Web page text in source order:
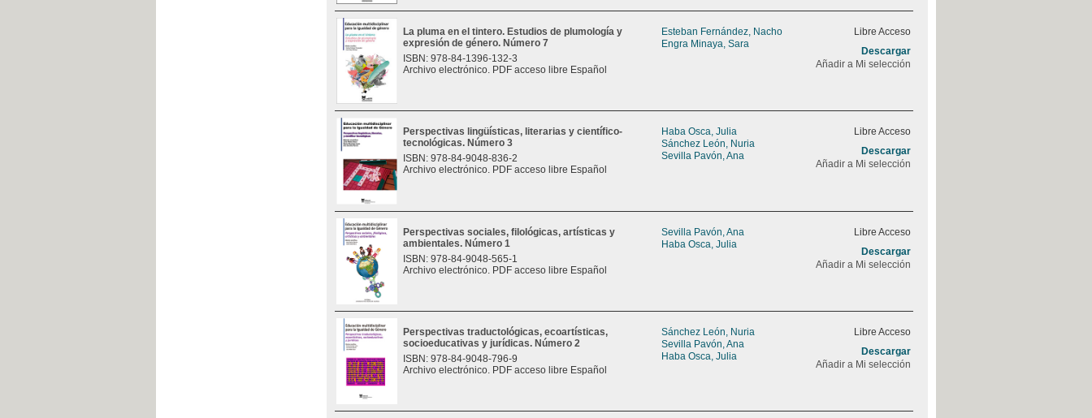
La pluma en el tintero. Estudios de plumología y
expresión de género. Número 7
ISBN: 978-84-1396-132-3
Archivo electrónico. PDF acceso libre Español
Esteban Fernández, Nacho
Engra Minaya, Sara
Libre Acceso
Descargar
Añadir a Mi selección
Perspectivas lingüísticas, literarias y científico-
tecnológicas. Número 3
ISBN: 978-84-9048-836-2
Archivo electrónico. PDF acceso libre Español
Haba Osca, Julia
Sánchez León, Nuria
Sevilla Pavón, Ana
Libre Acceso
Descargar
Añadir a Mi selección
Perspectivas sociales, filológicas, artísticas y
ambientales. Número 1
ISBN: 978-84-9048-565-1
Archivo electrónico. PDF acceso libre Español
Sevilla Pavón, Ana
Haba Osca, Julia
Libre Acceso
Descargar
Añadir a Mi selección
Perspectivas traductológicas, ecoartísticas,
socioeducativas y jurídicas. Número 2
ISBN: 978-84-9048-796-9
Archivo electrónico. PDF acceso libre Español
Sánchez León, Nuria
Sevilla Pavón, Ana
Haba Osca, Julia
Libre Acceso
Descargar
Añadir a Mi selección